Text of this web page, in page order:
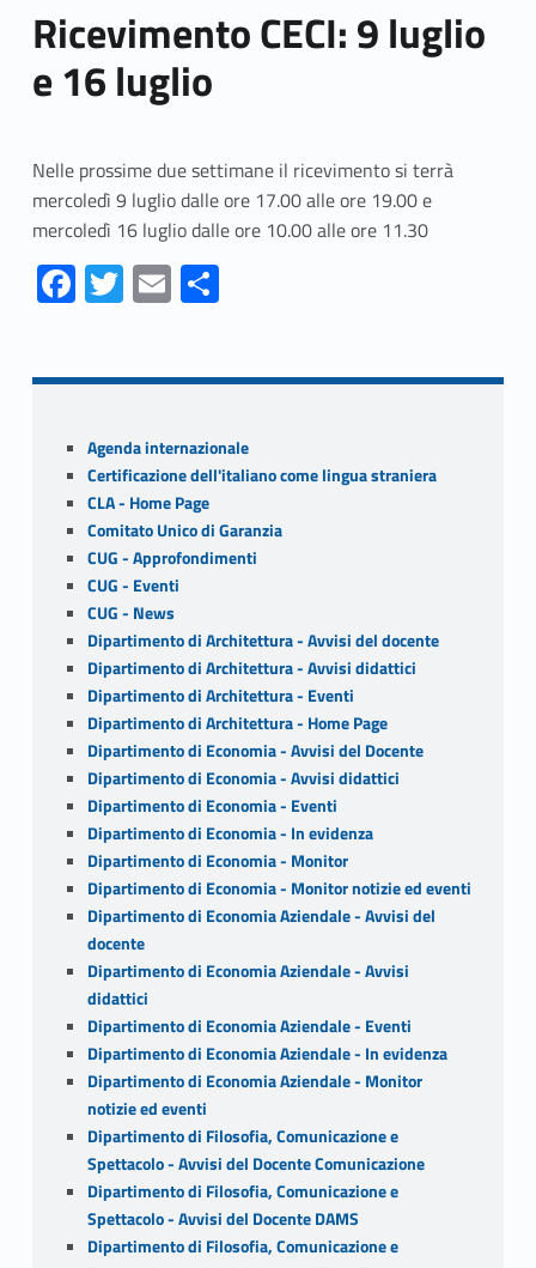
Ricevimento CECI: 9 luglio
e 16 luglio
Nelle prossime due settimane il ricevimento si terrà
mercoledì 9 luglio dalle ore 17.00 alle ore 19.00 e
mercoledì 16 luglio dalle ore 10.00 alle ore 11.30
Fa
ce
o
o
k
T
w
er
E
m
l
S
e
Sidebar
Agenda internazionale
Certificazione dell'italiano come lingua straniera
CLA - Home Page
Comitato Unico di Garanzia
CUG - Approfondimenti
CUG - Eventi
CUG - News
Dipartimento di Architettura - Avvisi del docente
Dipartimento di Architettura - Avvisi didattici
Dipartimento di Architettura - Eventi
Dipartimento di Architettura - Home Page
Dipartimento di Economia - Avvisi del Docente
Dipartimento di Economia - Avvisi didattici
Dipartimento di Economia - Eventi
Dipartimento di Economia - In evidenza
Dipartimento di Economia - Monitor
Dipartimento di Economia - Monitor notizie ed eventi
Dipartimento di Economia Aziendale - Avvisi del
docente
Dipartimento di Economia Aziendale - Avvisi
didattici
Dipartimento di Economia Aziendale - Eventi
Dipartimento di Economia Aziendale - In evidenza
Dipartimento di Economia Aziendale - Monitor
notizie ed eventi
Dipartimento di Filosofia, Comunicazione e
Spettacolo - Avvisi del Docente Comunicazione
Dipartimento di Filosofia, Comunicazione e
Spettacolo - Avvisi del Docente DAMS
Dipartimento di Filosofia, Comunicazione e